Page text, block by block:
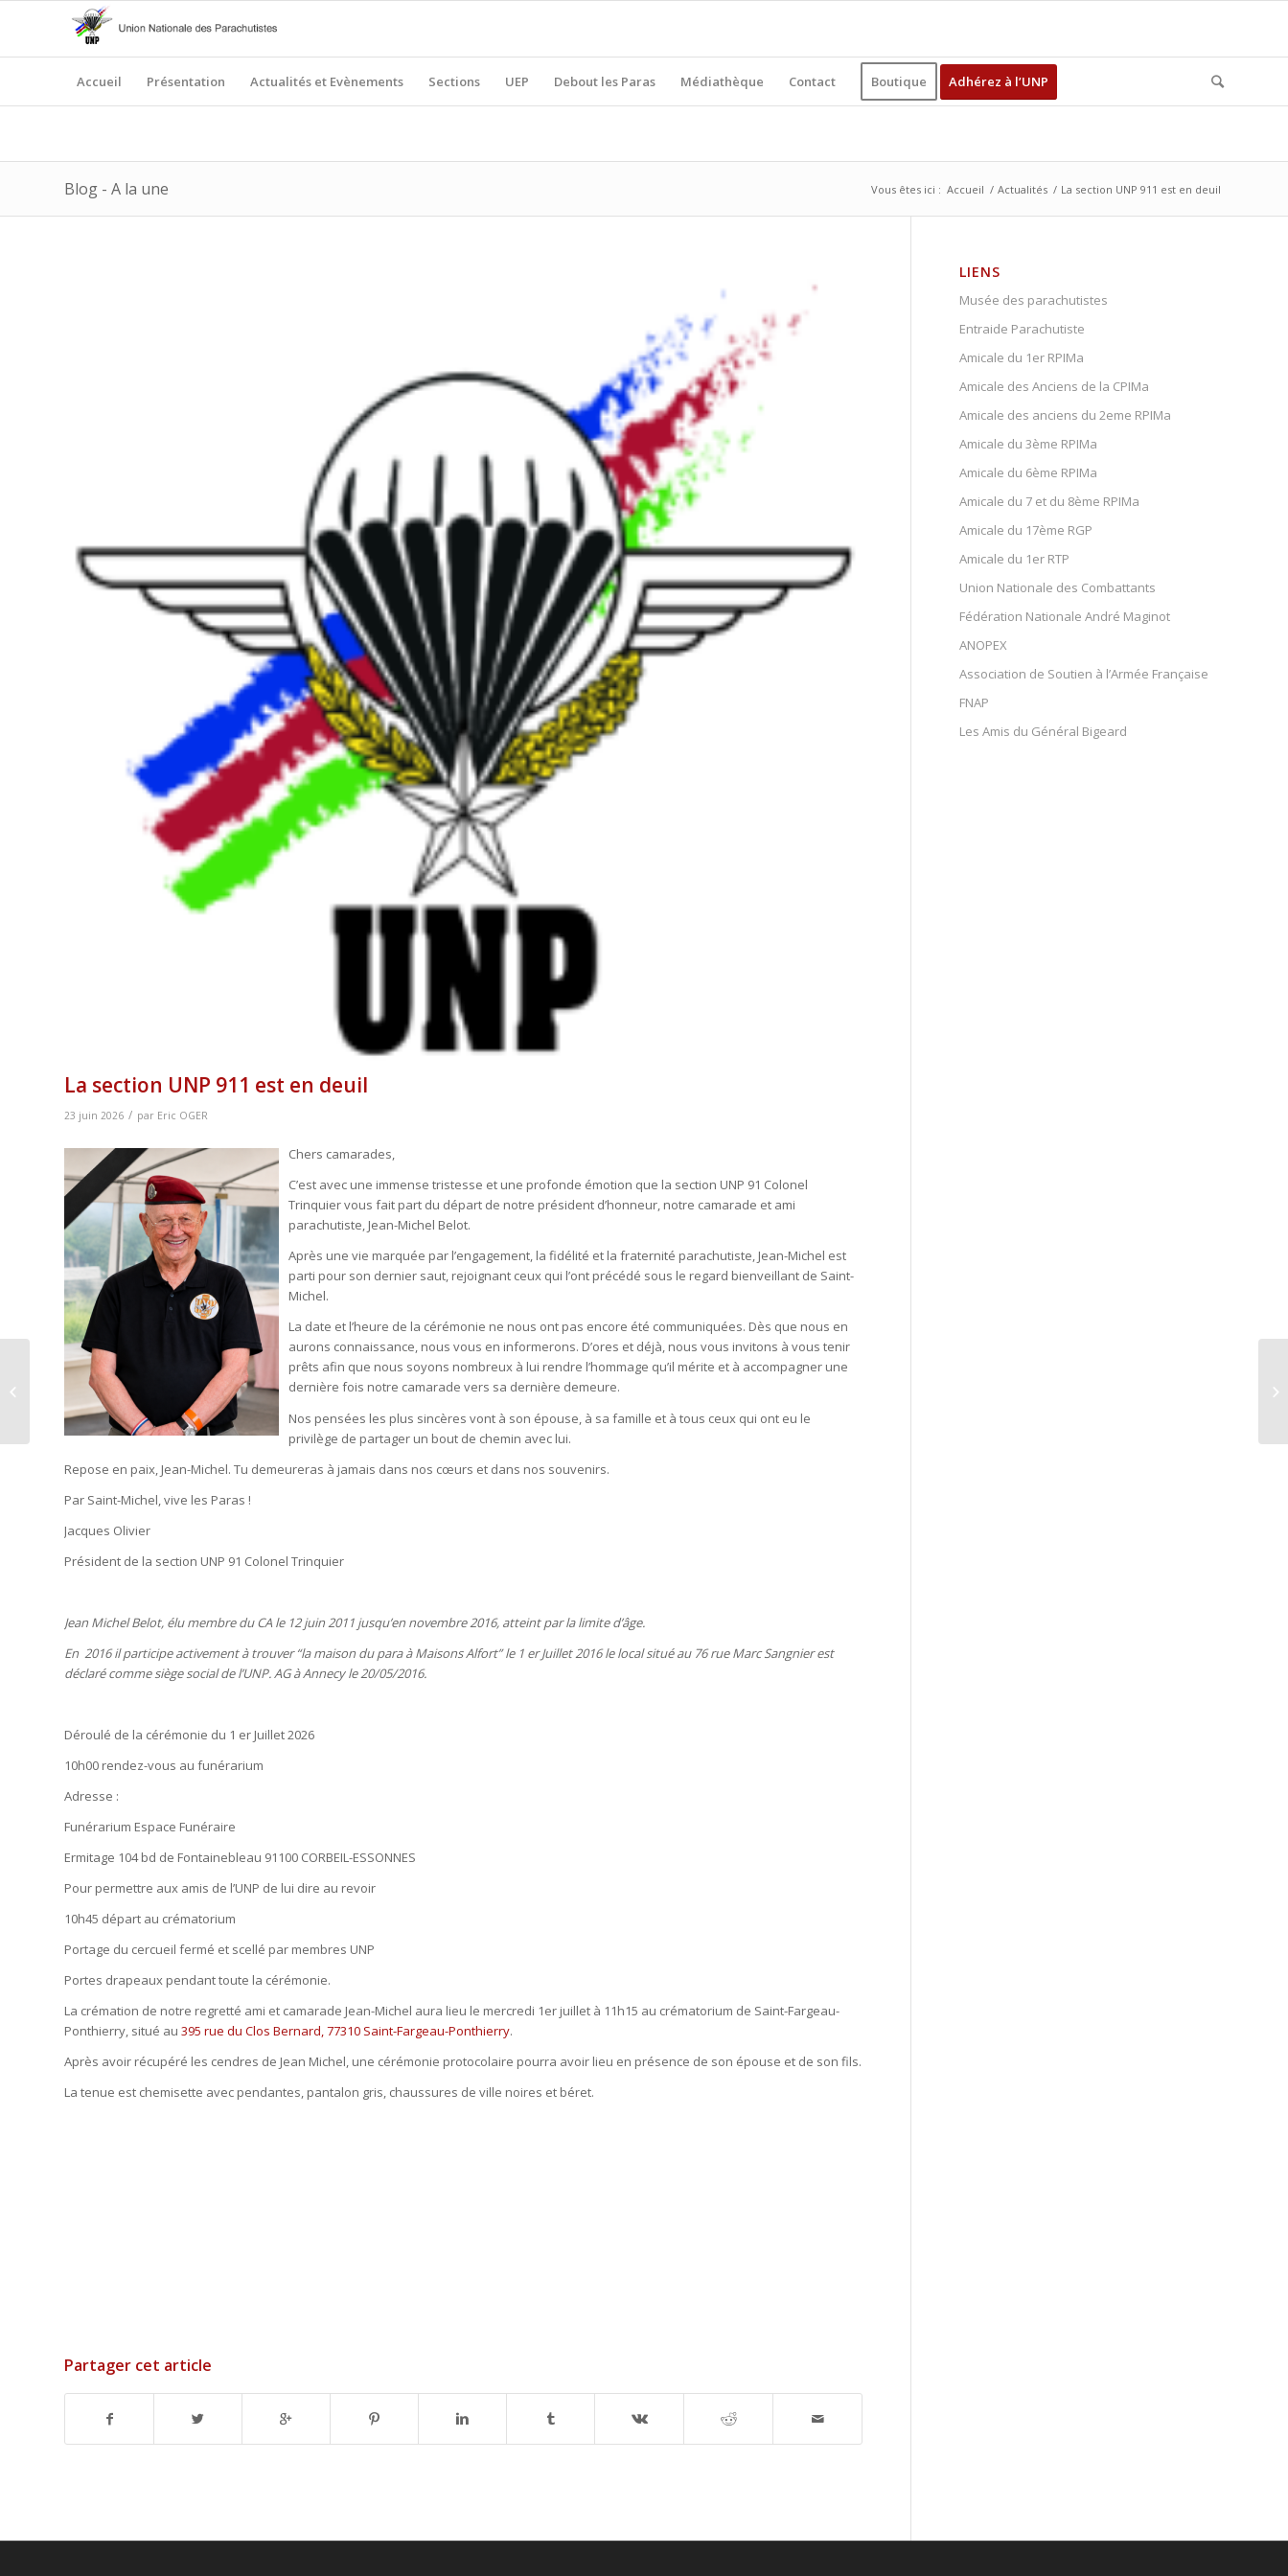
Accueil Présentation Actualités et Evènements Sections UEP Debout les Paras Médiathèque Contact Boutique Adhérez à l’UNP
Blog - A la une Vous êtes ici : Accueil / Actualités / La section UNP 911 est en deuil
La section UNP 911 est en deuil
23 juin 2026 / par Eric OGER
Chers camarades,
C’est avec une immense tristesse et une profonde émotion que la section UNP 91 Colonel
Trinquier vous fait part du départ de notre président d’honneur, notre camarade et ami
parachutiste, Jean-Michel Belot.
Après une vie marquée par l’engagement, la fidélité et la fraternité parachutiste, Jean-Michel est
parti pour son dernier saut, rejoignant ceux qui l’ont précédé sous le regard bienveillant de Saint-
Michel.
La date et l’heure de la cérémonie ne nous ont pas encore été communiquées. Dès que nous en
aurons connaissance, nous vous en informerons. D’ores et déjà, nous vous invitons à vous tenir
prêts afin que nous soyons nombreux à lui rendre l’hommage qu’il mérite et à accompagner une
dernière fois notre camarade vers sa dernière demeure.
Nos pensées les plus sincères vont à son épouse, à sa famille et à tous ceux qui ont eu le
privilège de partager un bout de chemin avec lui.
Repose en paix, Jean-Michel. Tu demeureras à jamais dans nos cœurs et dans nos souvenirs.
Par Saint-Michel, vive les Paras !
Jacques Olivier
Président de la section UNP 91 Colonel Trinquier
Jean Michel Belot, élu membre du CA le 12 juin 2011 jusqu’en novembre 2016, atteint par la limite d’âge.
En 2016 il participe activement à trouver “la maison du para à Maisons Alfort” le 1 er Juillet 2016 le local situé au 76 rue Marc Sangnier est
déclaré comme siège social de l’UNP. AG à Annecy le 20/05/2016.
Déroulé de la cérémonie du 1 er Juillet 2026
10h00 rendez-vous au funérarium
Adresse :
Funérarium Espace Funéraire
Ermitage 104 bd de Fontainebleau 91100 CORBEIL-ESSONNES
Pour permettre aux amis de l’UNP de lui dire au revoir
10h45 départ au crématorium
Portage du cercueil fermé et scellé par membres UNP
Portes drapeaux pendant toute la cérémonie.
La crémation de notre regretté ami et camarade Jean-Michel aura lieu le mercredi 1er juillet à 11h15 au crématorium de Saint-Fargeau-
Ponthierry, situé au 395 rue du Clos Bernard, 77310 Saint-Fargeau-Ponthierry.
Après avoir récupéré les cendres de Jean Michel, une cérémonie protocolaire pourra avoir lieu en présence de son épouse et de son fils.
La tenue est chemisette avec pendantes, pantalon gris, chaussures de ville noires et béret.
Partager cet article
LIENS
Musée des parachutistes
Entraide Parachutiste
Amicale du 1er RPIMa
Amicale des Anciens de la CPIMa
Amicale des anciens du 2eme RPIMa
Amicale du 3ème RPIMa
Amicale du 6ème RPIMa
Amicale du 7 et du 8ème RPIMa
Amicale du 17ème RGP
Amicale du 1er RTP
Union Nationale des Combattants
Fédération Nationale André Maginot
ANOPEX
Association de Soutien à l’Armée Française
FNAP
Les Amis du Général Bigeard
Congrès à Castres